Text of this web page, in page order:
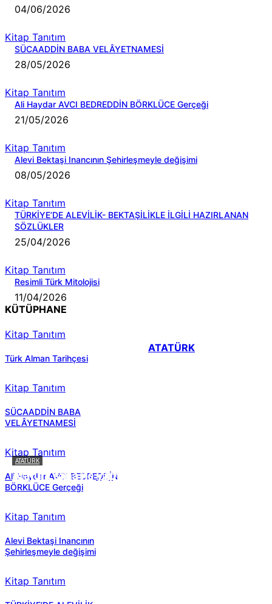
04/06/2026
Kitap Tanıtım
SÜCAADDİN BABA VELÂYETNAMESİ
28/05/2026
Kitap Tanıtım
Ali Haydar AVCI BEDREDDİN BÖRKLÜCE Gerçeği
21/05/2026
Kitap Tanıtım
Alevi Bektaşi Inancının Şehirleşmeyle değişimi
08/05/2026
Kitap Tanıtım
TÜRKİYE’DE ALEVİLİK- BEKTAŞİLİKLE İLGİLİ HAZIRLANAN
SÖZLÜKLER
25/04/2026
Kitap Tanıtım
Resimli Türk Mitolojisi
11/04/2026
KÜTÜPHANE
Kitap Tanıtım
Türk Alman Tarihçesi
Kitap Tanıtım
SÜCAADDİN BABA
VELÂYETNAMESİ
Kitap Tanıtım
Ali Haydar AVCI BEDREDDİN
BÖRKLÜCE Gerçeği
Kitap Tanıtım
Alevi Bektaşi Inancının
Şehirleşmeyle değişimi
Kitap Tanıtım
ATATÜRK
ATATÜRK
Atatürk sana ne yaptı?